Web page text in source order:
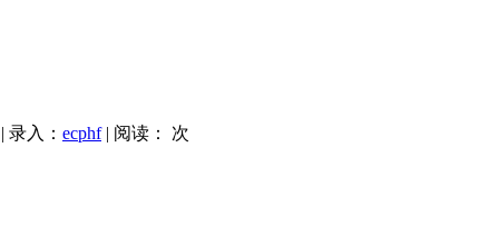
| 录入： ecphf| 阅读： 次